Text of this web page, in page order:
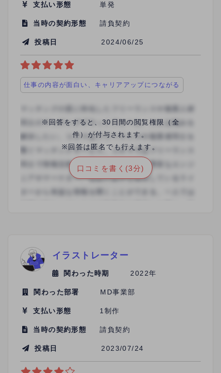
支払い形態 単発
当時の契約形態 請負契約
投稿日 2024/06/25
仕事の内容が面白い、キャリアアップにつながる
※回答をすると、30日間の閲覧権限（全
件）が付与されます。
※回答は匿名でも行えます。
口コミを書く(3分)
イラストレーター
関わった時期 2022年
関わった部署 MD事業部
支払い形態 1制作
当時の契約形態 請負契約
投稿日 2023/07/24